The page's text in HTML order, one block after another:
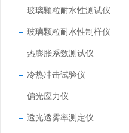
玻璃颗粒耐水性测试仪
玻璃颗粒耐水性制样仪
热膨胀系数测试仪
冷热冲击试验仪
偏光应力仪
透光透雾率测定仪